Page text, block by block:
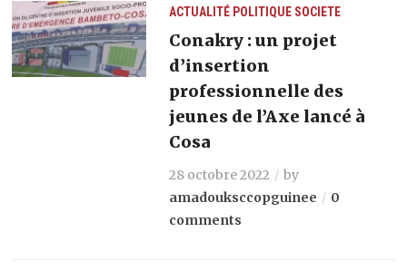
ACTUALITÉ POLITIQUE SOCIETE
Conakry : un projet
d’insertion
professionnelle des
jeunes de l’Axe lancé à
Cosa
28 octobre 2022
by
amadouksccopguinee
0
comments